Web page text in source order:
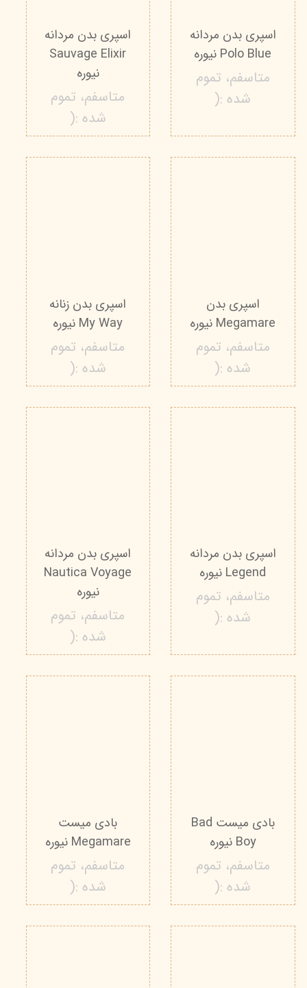
اسپری بدن مردانه
Polo Blue نیوره
متاسفم، تموم
شده :(
اسپری بدن مردانه
Sauvage Elixir
نیوره
متاسفم، تموم
شده :(
اسپری بدن
Megamare نیوره
متاسفم، تموم
شده :(
اسپری بدن زنانه
My Way نیوره
متاسفم، تموم
شده :(
اسپری بدن مردانه
Legend نیوره
متاسفم، تموم
شده :(
اسپری بدن مردانه
Nautica Voyage
نیوره
متاسفم، تموم
شده :(
بادی میست Bad
Boy نیوره
متاسفم، تموم
شده :(
بادی میست
Megamare نیوره
متاسفم، تموم
شده :(